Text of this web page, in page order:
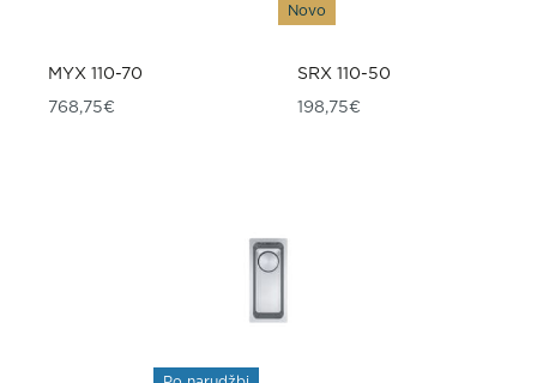
MYX 110-70
768,75€
Novo
SRX 110-50
198,75€